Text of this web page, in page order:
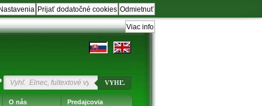
Odmietnuť
Prijať dodatočné cookies
Nastavenia
Viac info
VYHĽ.
O nás Predajcovia